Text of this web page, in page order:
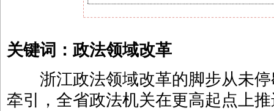
关键词：政法领域改革
浙江政法领域改革的脚步从未停
牵引，全省政法机关在更高起点上